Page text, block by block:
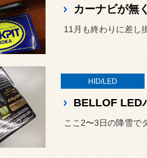
HID/LED
BELLOF LED